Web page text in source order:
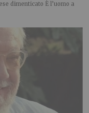
dimenticato È l’uomo a